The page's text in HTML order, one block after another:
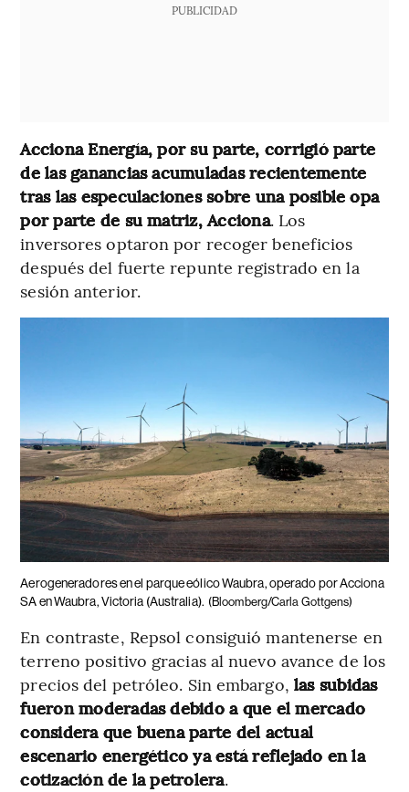
PUBLICIDAD
Acciona Energía, por su parte, corrigió parte
de las ganancias acumuladas recientemente
tras las especulaciones sobre una posible opa
por parte de su matriz, Acciona. Los
inversores optaron por recoger beneficios
después del fuerte repunte registrado en la
sesión anterior.
Aerogeneradores en el parque eólico Waubra, operado por Acciona
SA en Waubra, Victoria (Australia). (Bloomberg/Carla Gottgens)
En contraste, Repsol consiguió mantenerse en
terreno positivo gracias al nuevo avance de los
precios del petróleo. Sin embargo, las subidas
fueron moderadas debido a que el mercado
considera que buena parte del actual
escenario energético ya está reflejado en la
cotización de la petrolera.